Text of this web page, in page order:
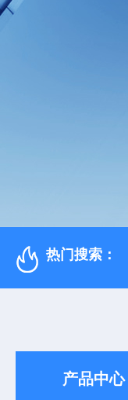
热门搜索：
产品中心